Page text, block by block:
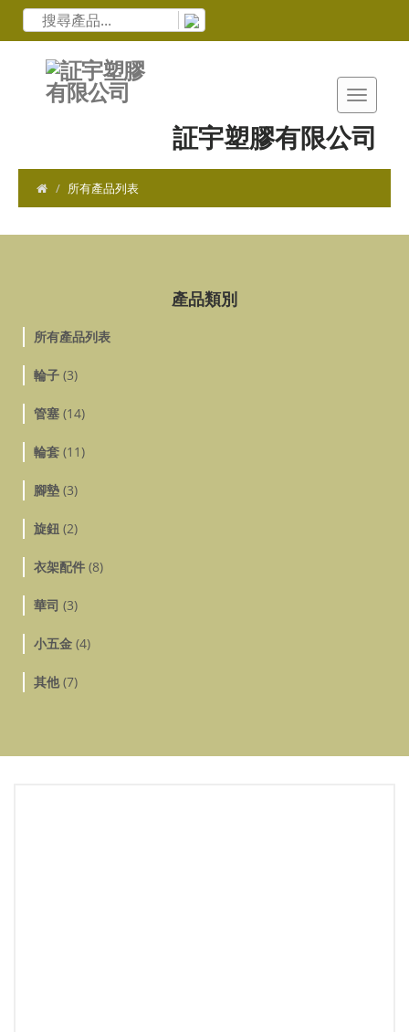
証宇塑膠有限公司
所有產品列表
產品類別
所有產品列表
輪子 (3)
管塞 (14)
輪套 (11)
腳墊 (3)
旋鈕 (2)
衣架配件 (8)
華司 (3)
小五金 (4)
其他(7)